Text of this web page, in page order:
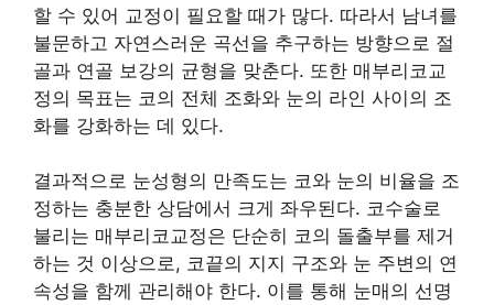
할 수 있어 교정이 필요할 때가 많다. 따라서 남녀를
불문하고 자연스러운 곡선을 추구하는 방향으로 절
골과 연골 보강의 균형을 맞춘다. 또한 매부리코교
정의 목표는 코의 전체 조화와 눈의 라인 사이의 조
화를 강화하는 데 있다.
결과적으로 눈성형의 만족도는 코와 눈의 비율을 조
정하는 충분한 상담에서 크게 좌우된다. 코수술로
불리는 매부리코교정은 단순히 코의 돌출부를 제거
하는 것 이상으로, 코끝의 지지 구조와 눈 주변의 연
속성을 함께 관리해야 한다. 이를 통해 눈매의 선명